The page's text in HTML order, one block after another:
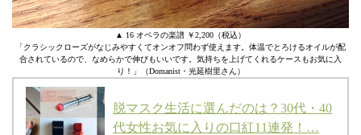
▲ 16 オペラの楽譜 ￥2,200（税込）
「クラシックローズがなじみやすくてオンオフ問わず使えます。体温でとろけるオイルが配
合されているので、なめらかで伸びもいいです。気持ちを上げてくれるケースもお気に入
り！」（Domanist・光延樹里さん）
脱マスク生活に選んだのは？30代・40
代女性お気に入りの口紅11連発！…